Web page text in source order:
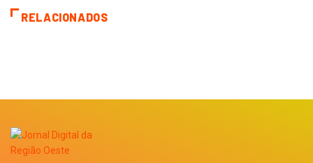
RELACIONADOS